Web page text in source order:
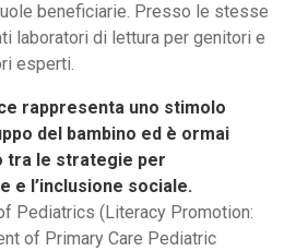
beneficiarie. Presso le stesse
laboratori di lettura per genitori e
esperti.
rappresenta uno stimolo
del bambino ed è ormai
tra le strategie per
e l’inclusione sociale.
Pediatrics (Literacy Promotion:
of Primary Care Pediatric